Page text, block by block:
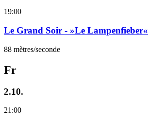
19:00
Le Grand Soir - »Le Lampenfieber«
88 mètres/seconde
Fr
2.10.
21:00